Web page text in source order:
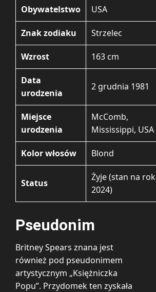
Obywatelstwo USA
Znak zodiaku Strzelec
Wzrost 163 cm
Data
urodzenia
2 grudnia 1981
Miejsce
urodzenia
McComb,
Mississippi, USA
Kolor włosów Blond
Status
Żyje (stan na rok
2024)
Pseudonim
Britney Spears znana jest
również pod pseudonimem
artystycznym „Księżniczka
Popu”. Przydomek ten zyskała